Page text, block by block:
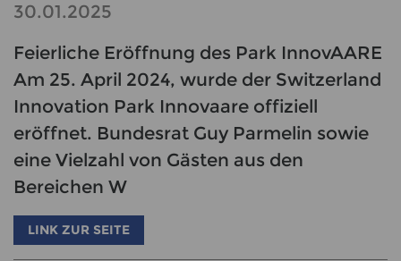
30.01.2025
Feierliche Eröffnung des Park InnovAARE
Am 25. April 2024, wurde der Switzerland
Innovation Park Innovaare offiziell
eröffnet. Bundesrat Guy Parmelin sowie
eine Vielzahl von Gästen aus den
Bereichen W
LINK ZUR SEITE